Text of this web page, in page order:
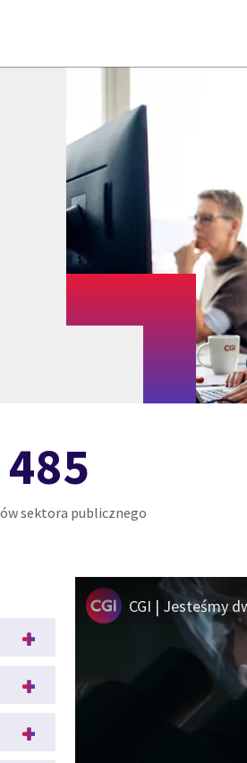
485
sektora publicznego
CGI | Jesteśmy